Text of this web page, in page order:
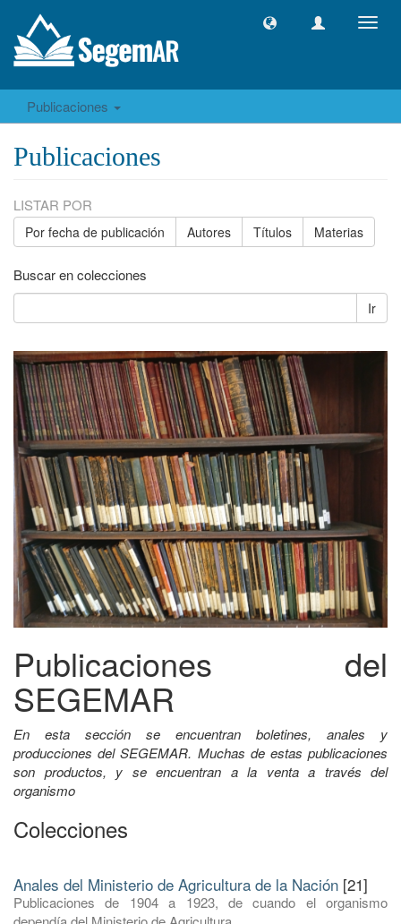
Publicaciones
Publicaciones
LISTAR POR
Por fecha de publicación Autores Títulos Materias
Buscar en colecciones
Ir
Publicaciones del
SEGEMAR
En esta sección se encuentran boletines, anales y
producciones del SEGEMAR. Muchas de estas publicaciones
son productos, y se encuentran a la venta a través del
organismo
Colecciones
Anales del Ministerio de Agricultura de la Nación [21]
Publicaciones de 1904 a 1923, de cuando el organismo